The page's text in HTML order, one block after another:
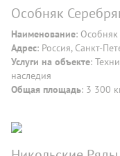
Особняк
Наименование:
Адрес: Россия, Санкт-
Услуги на объекте:
наследия
Общая площадь: 3 300